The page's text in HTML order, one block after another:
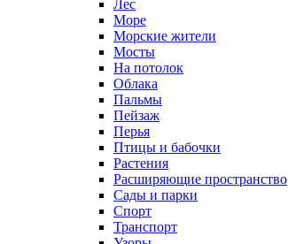
Лес
Море
Морские жители
Мосты
На потолок
Облака
Пальмы
Пейзаж
Перья
Птицы и бабочки
Растения
Расширяющие пространство
Сады и парки
Спорт
Транспорт